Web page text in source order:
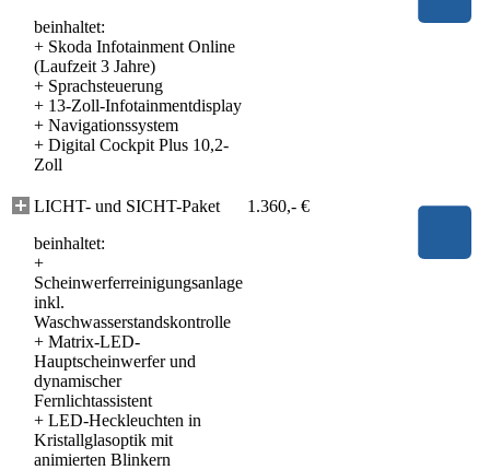
beinhaltet:
+ Skoda Infotainment Online
(Laufzeit 3 Jahre)
+ Sprachsteuerung
+ 13-Zoll-Infotainmentdisplay
+ Navigationssystem
+ Digital Cockpit Plus 10,2-
Zoll
LICHT- und SICHT-Paket
beinhaltet:
+
Scheinwerferreinigungsanlage
inkl.
Waschwasserstandskontrolle
+ Matrix-LED-
Hauptscheinwerfer und
dynamischer
Fernlichtassistent
+ LED-Heckleuchten in
Kristallglasoptik mit
animierten Blinkern
1.360,- €